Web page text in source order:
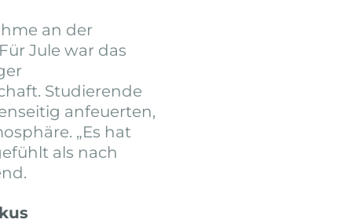
an der
Jule war das
Studierende
anfeuerten,
„Es hat
als nach